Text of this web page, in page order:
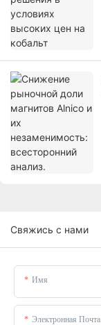
Свяжись с нами
Имя
Электронная Почта